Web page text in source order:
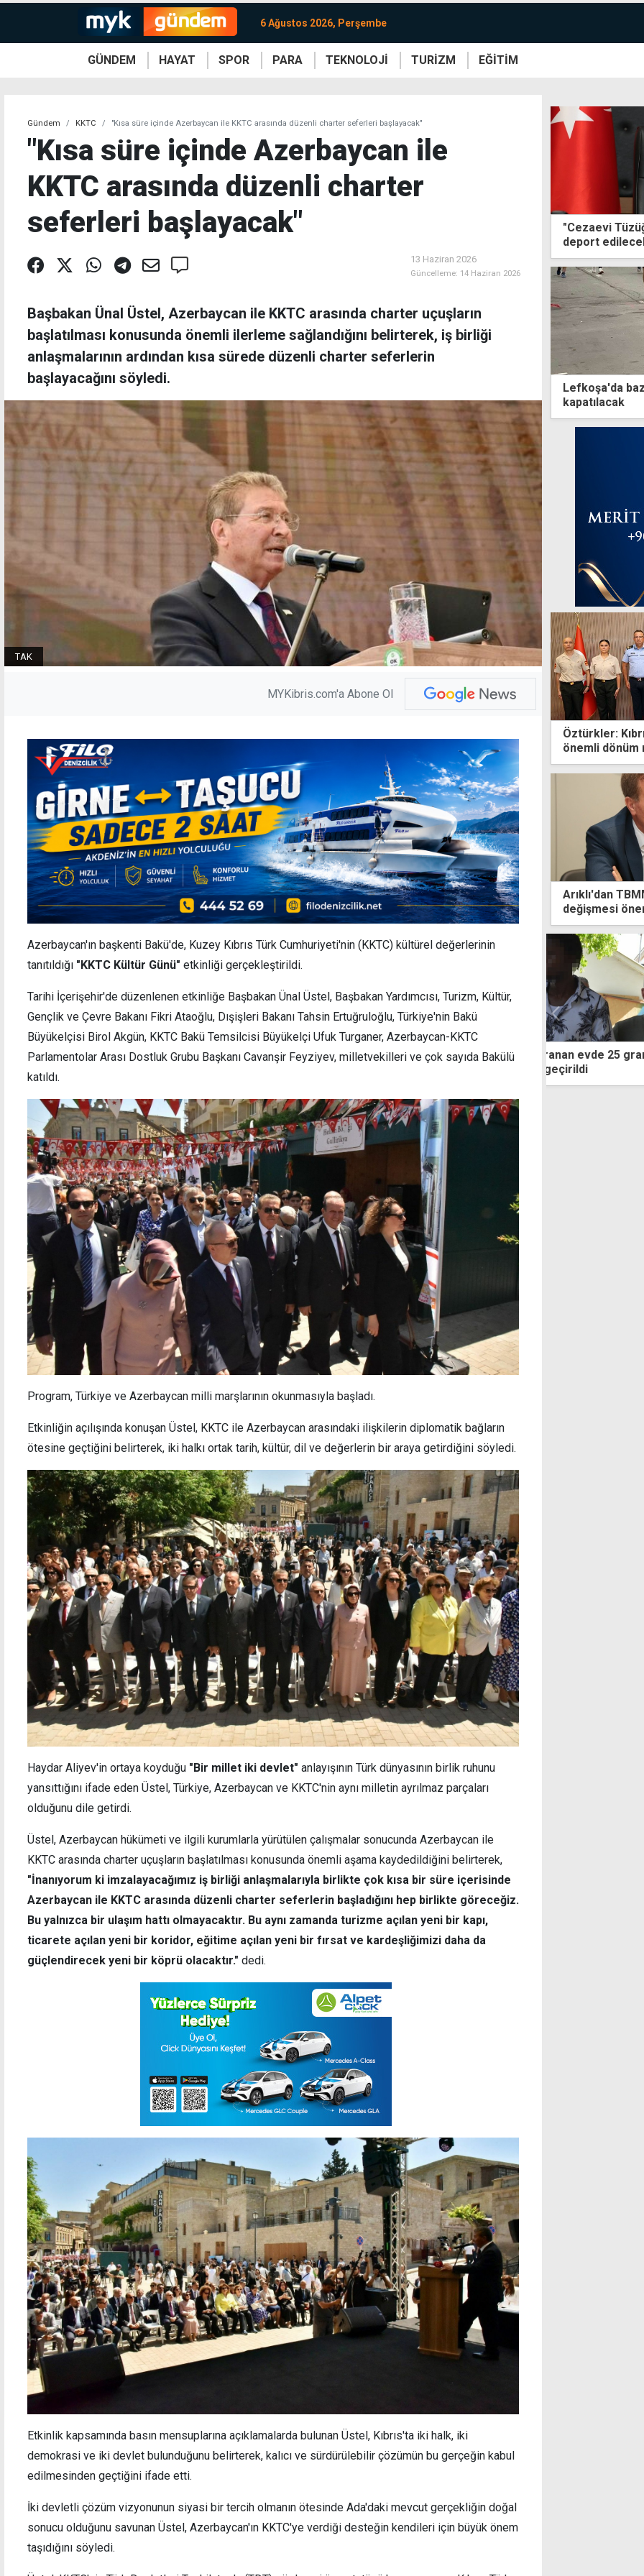
6 Ağustos 2026, Perşembe
GÜNDEM HAYAT SPOR PARA TEKNOLOJİ TURİZM EĞİTİM
Gündem KKTC "Kısa süre içinde Azerbaycan ile KKTC arasında düzenli charter seferleri başlayacak"
"Kısa süre içinde Azerbaycan ile
KKTC arasında düzenli charter
seferleri başlayacak"
13 Haziran 2026
Güncelleme: 14 Haziran 2026
Başbakan Ünal Üstel, Azerbaycan ile KKTC arasında charter uçuşların
başlatılması konusunda önemli ilerleme sağlandığını belirterek, iş birliği
anlaşmalarının ardından kısa sürede düzenli charter seferlerin
başlayacağını söyledi.
TAK
MYKibris.com'a Abone Ol
Azerbaycan'ın başkenti Bakü'de, Kuzey Kıbrıs Türk Cumhuriyeti'nin (KKTC) kültürel değerlerinin
tanıtıldığı "KKTC Kültür Günü" etkinliği gerçekleştirildi.
Tarihi İçerişehir'de düzenlenen etkinliğe Başbakan Ünal Üstel, Başbakan Yardımcısı, Turizm, Kültür,
Gençlik ve Çevre Bakanı Fikri Ataoğlu, Dışişleri Bakanı Tahsin Ertuğruloğlu, Türkiye'nin Bakü
Büyükelçisi Birol Akgün, KKTC Bakü Temsilcisi Büyükelçi Ufuk Turganer, Azerbaycan-KKTC
Parlamentolar Arası Dostluk Grubu Başkanı Cavanşir Feyziyev, milletvekilleri ve çok sayıda Bakülü
katıldı.
Program, Türkiye ve Azerbaycan milli marşlarının okunmasıyla başladı.
Etkinliğin açılışında konuşan Üstel, KKTC ile Azerbaycan arasındaki ilişkilerin diplomatik bağların
ötesine geçtiğini belirterek, iki halkı ortak tarih, kültür, dil ve değerlerin bir araya getirdiğini söyledi.
Haydar Aliyev'in ortaya koyduğu "Bir millet iki devlet" anlayışının Türk dünyasının birlik ruhunu
yansıttığını ifade eden Üstel, Türkiye, Azerbaycan ve KKTC'nin aynı milletin ayrılmaz parçaları
olduğunu dile getirdi.
Üstel, Azerbaycan hükümeti ve ilgili kurumlarla yürütülen çalışmalar sonucunda Azerbaycan ile
KKTC arasında charter uçuşların başlatılması konusunda önemli aşama kaydedildiğini belirterek,
"İnanıyorum ki imzalayacağımız iş birliği anlaşmalarıyla birlikte çok kısa bir süre içerisinde
Azerbaycan ile KKTC arasında düzenli charter seferlerin başladığını hep birlikte göreceğiz.
Bu yalnızca bir ulaşım hattı olmayacaktır. Bu aynı zamanda turizme açılan yeni bir kapı,
ticarete açılan yeni bir koridor, eğitime açılan yeni bir fırsat ve kardeşliğimizi daha da
güçlendirecek yeni bir köprü olacaktır." dedi.
Etkinlik kapsamında basın mensuplarına açıklamalarda bulunan Üstel, Kıbrıs'ta iki halk, iki
demokrasi ve iki devlet bulunduğunu belirterek, kalıcı ve sürdürülebilir çözümün bu gerçeğin kabul
edilmesinden geçtiğini ifade etti.
İki devletli çözüm vizyonunun siyasi bir tercih olmanın ötesinde Ada'daki mevcut gerçekliğin doğal
sonucu olduğunu savunan Üstel, Azerbaycan'ın KKTC'ye verdiği desteğin kendileri için büyük önem
taşıdığını söyledi.
"Cezaevi
deport
devam
Lefkoşa'da
kapatılacak
Öztürkler:
önemli dönüm
Arıklı'dan
değişmesi
daniskası
Kablo hırsızlığından tutuklanan zanlının
İhbar üzerine aranan evde 25 gram
"Bizim siyaset
değil, üretmek